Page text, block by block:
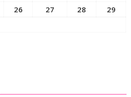
26 27 28
29